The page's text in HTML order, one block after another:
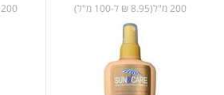
200 מ"ל(8.95 ₪ ל-100 מ"ל) 200 מ"ל(8.95 ₪ ל-100 מ"ל)